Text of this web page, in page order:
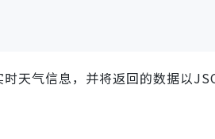
天气信息，并将返回的数据以